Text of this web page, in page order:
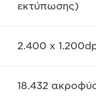
εκτύπωσης)
2.400 x
18.432